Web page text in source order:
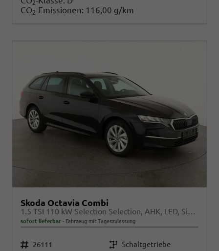
2
CO2-Emissionen: 116,00 g/km
Skoda Octavia Combi
1.5 TSI 110 kW Selection Selection, AHK, LED, Side, ACC, Kamera, Winter, 17-Zoll
sofort lieferbar Fahrzeug mit Tageszulassung
Fahrzeugnr. 26111 Getriebe Schaltgetriebe